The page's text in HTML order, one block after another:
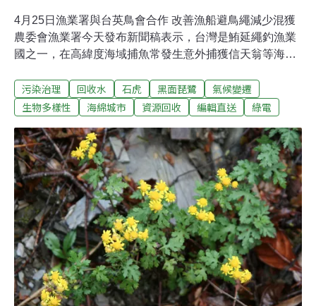
4月25日漁業署與台英鳥會合作 改善漁船避鳥繩減少混獲
農委會漁業署今天發布新聞稿表示，台灣是鮪延繩釣漁業
國之一，在高緯度海域捕魚常發生意外捕獲信天翁等海鳥
避免混獲。（中央社報導）埔里廠房遭棄千噸廢棄物 地主
無力清運求助縣府南投縣埔里鎮一處廠房遭棄置大量廢棄
不願負責，地主無力負擔逾5000萬元清運費，向縣府求
助，縣長林明溱今天指示加強追源頭。（中央社報導）效
率超高！ 屏東監獄近8成廚餘靠黑水虻消化
污染治理 回收水 石虎 黑面琵鷺
氣候變遷
生物多樣性
海綿城市 資源回收 編輯直送 綠電